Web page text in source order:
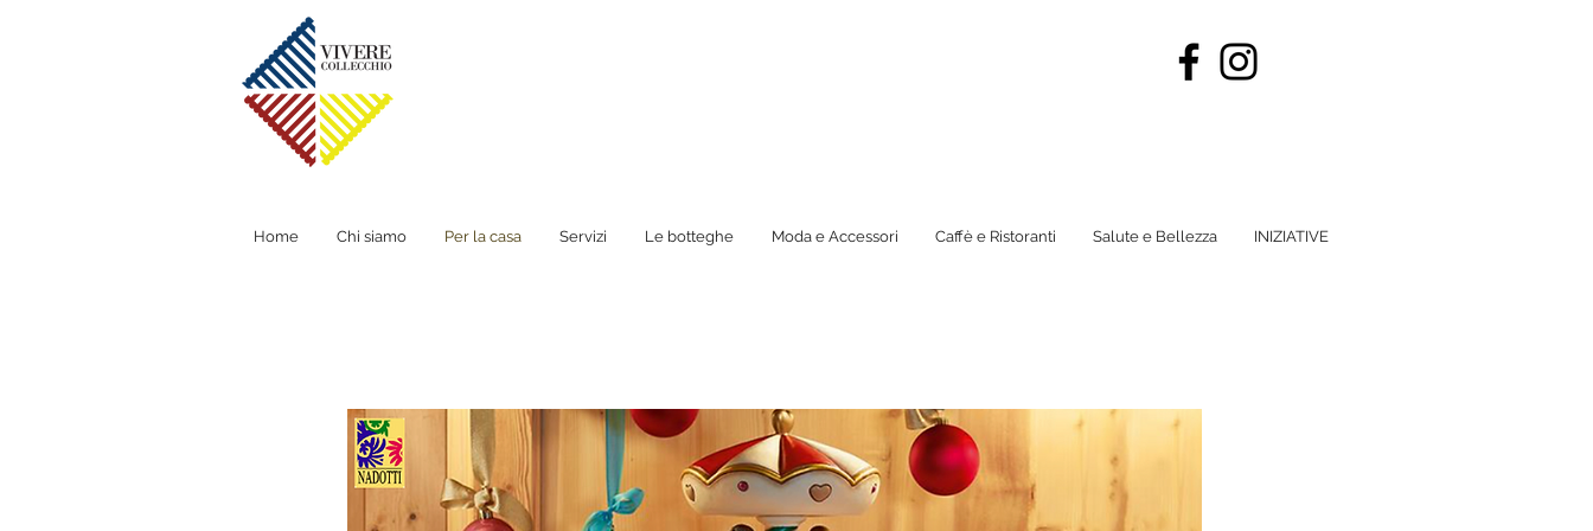
Home Chi siamo Per la casa Servizi Le botteghe Moda e Accessori Caffè e Ristoranti Salute e Bellezza INIZIATIVE